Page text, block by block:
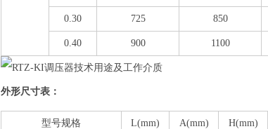
0.30 725 850
0.40 900 1100
外形尺寸表：
型号规格 L(mm) A(mm) H(mm)